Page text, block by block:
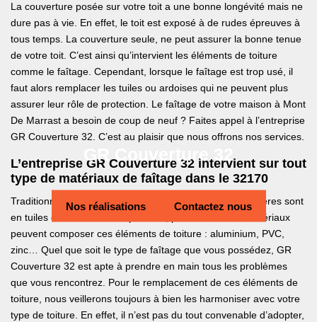
GR Couverture 32
Nos réalisations Contactez nous
La couverture posée sur votre toit a une bonne longévité mais ne
dure pas à vie. En effet, le toit est exposé à de rudes épreuves à
tous temps. La couverture seule, ne peut assurer la bonne tenue
de votre toit. C’est ainsi qu’intervient les éléments de toiture
comme le faîtage. Cependant, lorsque le faîtage est trop usé, il
faut alors remplacer les tuiles ou ardoises qui ne peuvent plus
assurer leur rôle de protection. Le faîtage de votre maison à Mont
De Marrast a besoin de coup de neuf ? Faites appel à l’entreprise
GR Couverture 32. C’est au plaisir que nous offrons nos services.
L’entreprise GR Couverture 32 intervient sur tout
type de matériaux de faîtage dans le 32170
Traditionnellement, les matériaux qui composent les faitières sont
en tuiles en terre cuite. Cependant, plusieurs autres matériaux
peuvent composer ces éléments de toiture : aluminium, PVC,
zinc… Quel que soit le type de faîtage que vous possédez, GR
Couverture 32 est apte à prendre en main tous les problèmes
que vous rencontrez. Pour le remplacement de ces éléments de
toiture, nous veillerons toujours à bien les harmoniser avec votre
type de toiture. En effet, il n’est pas du tout convenable d’adopter,